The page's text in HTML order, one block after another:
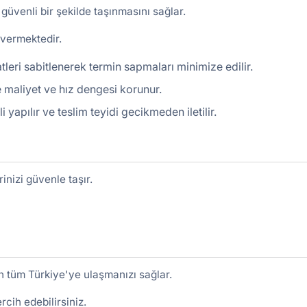
bir şekilde taşınmasını sağlar.
sabitlenerek termin sapmaları minimize edilir.
ve hız dengesi korunur.
ve teslim teyidi gecikmeden iletilir.
güvenle taşır.
Türkiye'ye ulaşmanızı sağlar.
edebilirsiniz.